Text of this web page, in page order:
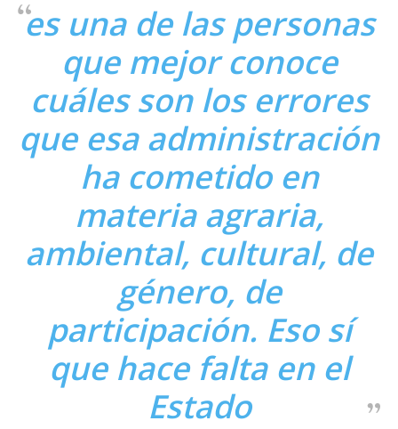
es una de las personas
que mejor conoce
cuáles son los errores
que esa administración
ha cometido en
materia agraria,
ambiental, cultural, de
género, de
participación. Eso sí
que hace falta en el
Estado